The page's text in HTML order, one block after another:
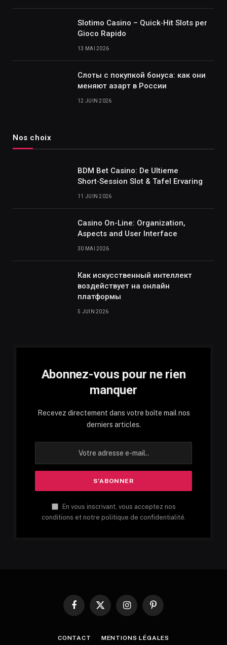
Slotimo Casino – Quick‑Hit Slots per
Gioco Rapido
13 MAI 2026
Слоты с покупкой бонуса: как они
меняют азарт в России
12 JUIN 2026
Nos choix
BDM Bet Casino: De Ultieme
Short‑Session Slot & Tafel Ervaring
11 JUIN 2026
Casino On-Line: Organization,
Aspects and User Interface
30 MAI 2026
Как искусственный интеллект
воздействует на онлайн
платформы
5 JUIN 2026
Abonnez-vous pour ne rien
manquer
Recevez directement dans votre boîte mail nos
derniers articles.
En vous inscrivant, vous acceptez nos
conditions et notre politique de confidentialité.
Facebook
X
InstagramPinterest
CONTACT MENTIONS LÉGALES